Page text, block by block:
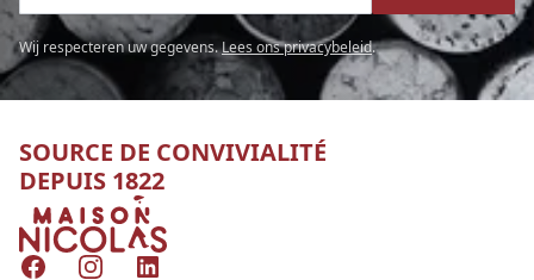
Wij respecteren uw gegevens.Lees ons privacybeleid.
SOURCE DE CONVIVIALITÉ
DEPUIS 1822
Nicolas
FacebookInstagramLinkedIn